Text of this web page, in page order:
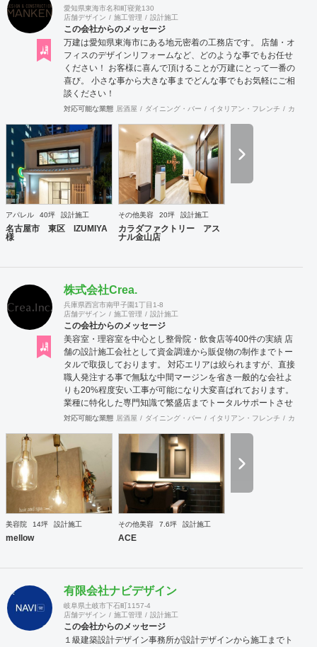
愛知県東海市名和町寝覚130
店舗デザイン
施工管理 設計施工
この会社からのメッセージ
万建は愛知県東海市にある地元密着の工務店です。 店舗・オ
フィスのデザインリフォームなど、どのような事でもお任せ
ください！ お客様に喜んで頂けることが万建にとって一番の
喜び。 小さな事から大きな事までどんな事でもお気軽にご相
談ください！
対応可能な業態 居酒屋 ダイニング・バー イタリアン・フレンチ カフェ
アパレル 40坪 設計施工
名古屋市 東区 IZUMIYA
様
その他美容 20坪 設計施工
カラダファクトリー アス
ナル金山店
株式会社Crea.
兵庫県西宮市南甲子園1丁目1-8
店舗デザイン
施工管理 設計施工
この会社からのメッセージ
美容室・理容室を中心とし整骨院・飲食店等400件の実績 店
舗の設計施工会社として資金調達から販促物の制作までトー
タルで取扱しております。 対応エリアは絞られますが、直接
職人発注する事で無駄な中間マージンを省き一般的な会社よ
りも20%程度安い工事が可能になり大変喜ばれております。
業種に特化した専門知識で繁盛店までトータルサポートさせ
ていただきます。
対応可能な業態 居酒屋 ダイニング・バー イタリアン・フレンチ カフェ
美容院 14坪 設計施工
mellow
その他美容 7.6坪 設計施工
ACE
有限会社ナビデザイン
岐阜県土岐市下石町1157-4
店舗デザイン
施工管理 設計施工
この会社からのメッセージ
１級建築設計デザイン事務所が設計デザインから施工までト